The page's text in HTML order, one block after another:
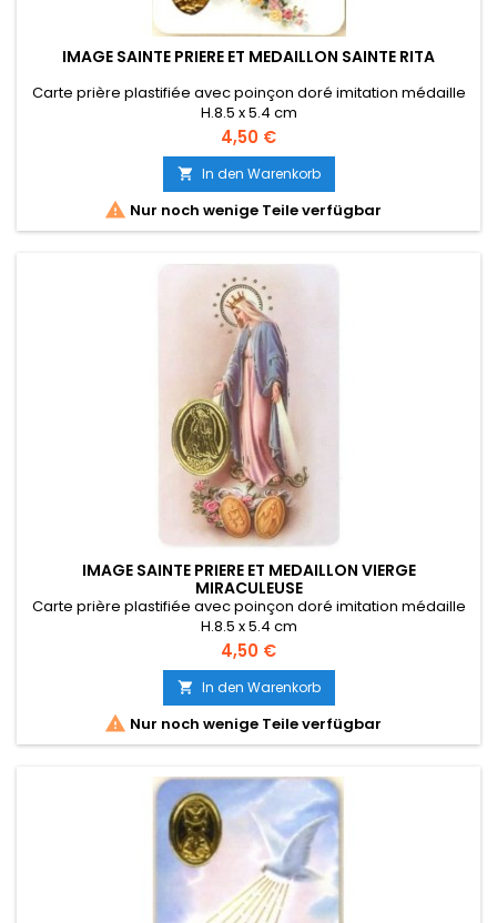
IMAGE SAINTE PRIERE ET MEDAILLON SAINTE RITA
Carte prière plastifiée avec poinçon doré imitation médaille
H.8.5 x 5.4 cm
Référence : 20007 - Code barre : 0000000200073
Preis
4,50 €
 In den Warenkorb
 Nur noch wenige Teile verfügbar
IMAGE SAINTE PRIERE ET MEDAILLON VIERGE
MIRACULEUSE
Carte prière plastifiée avec poinçon doré imitation médaille
H.8.5 x 5.4 cm
Référence : 20007 - Code barre : 0000000200073
Preis
4,50 €
 In den Warenkorb
 Nur noch wenige Teile verfügbar